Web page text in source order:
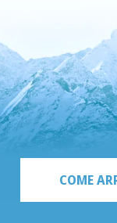
COME